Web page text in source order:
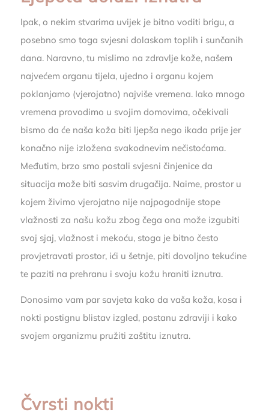
Ipak, o nekim stvarima uvijek je bitno voditi brigu, a
posebno smo toga svjesni dolaskom toplih i sunčanih
dana. Naravno, tu mislimo na zdravlje kože, našem
najvećem organu tijela, ujedno i organu kojem
poklanjamo (vjerojatno) najviše vremena. Iako mnogo
vremena provodimo u svojim domovima, očekivali
bismo da će naša koža biti ljepša nego ikada prije jer
konačno nije izložena svakodnevim nečistoćama.
Međutim, brzo smo postali svjesni činjenice da
situacija može biti sasvim drugačija. Naime, prostor u
kojem živimo vjerojatno nije najpogodnije stope
vlažnosti za našu kožu zbog čega ona može izgubiti
svoj sjaj, vlažnost i mekoću, stoga je bitno često
provjetravati prostor, ići u šetnje, piti dovoljno tekućine
te paziti na prehranu i svoju kožu hraniti iznutra.
Donosimo vam par savjeta kako da vaša koža, kosa i
nokti postignu blistav izgled, postanu zdraviji i kako
svojem organizmu pružiti zaštitu iznutra.
Čvrsti nokti